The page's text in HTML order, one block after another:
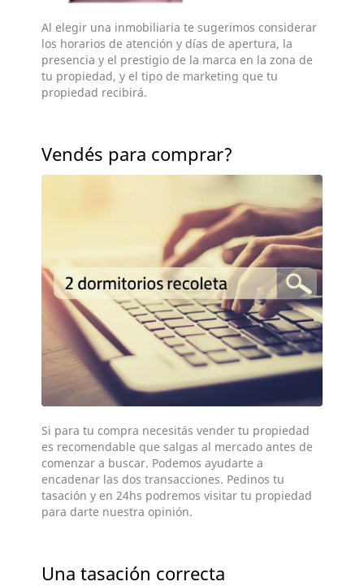
Al elegir una inmobiliaria te sugerimos considerar
los horarios de atención y días de apertura, la
presencia y el prestigio de la marca en la zona de
tu propiedad, y el tipo de marketing que tu
propiedad recibirá.
Vendés para comprar?
Si para tu compra necesitás vender tu propiedad
es recomendable que salgas al mercado antes de
comenzar a buscar. Podemos ayudarte a
encadenar las dos transacciones. Pedinos tu
tasación y en 24hs podremos visitar tu propiedad
para darte nuestra opinión.
Una tasación correcta